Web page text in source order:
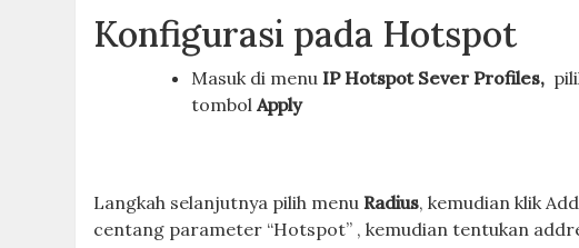
Konfigurasi pada Hotspot
Masuk di menuIP Hotspot Sever Profiles,
tombolApply
Langkah selanjutnya pilih menuRadius, kemudian klik
centang parameter “Hotspot” , kemudian tentukan